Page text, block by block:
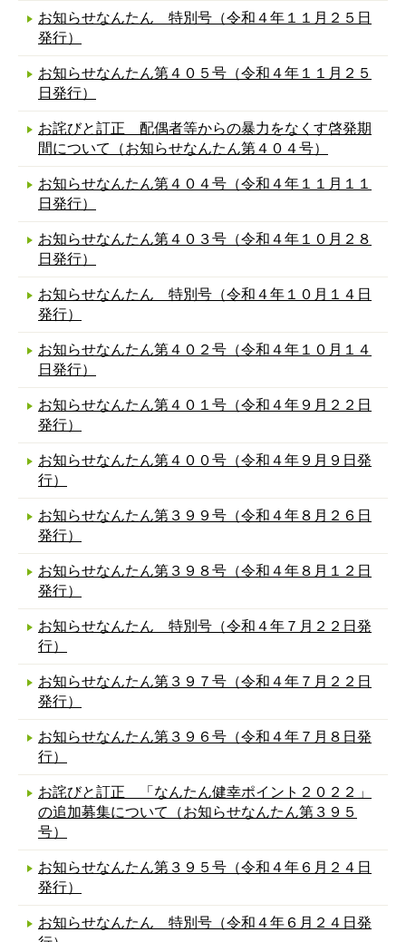
お知らせなんたん 特別号（令和４年１１月２５日
発行）
お知らせなんたん第４０５号（令和４年１１月２５
日発行）
お詫びと訂正 配偶者等からの暴力をなくす啓発期
間について（お知らせなんたん第４０４号）
お知らせなんたん第４０４号（令和４年１１月１１
日発行）
お知らせなんたん第４０３号（令和４年１０月２８
日発行）
お知らせなんたん 特別号（令和４年１０月１４日
発行）
お知らせなんたん第４０２号（令和４年１０月１４
日発行）
お知らせなんたん第４０１号（令和４年９月２２日
発行）
お知らせなんたん第４００号（令和４年９月９日発
行）
お知らせなんたん第３９９号（令和４年８月２６日
発行）
お知らせなんたん第３９８号（令和４年８月１２日
発行）
お知らせなんたん 特別号（令和４年７月２２日発
行）
お知らせなんたん第３９７号（令和４年７月２２日
発行）
お知らせなんたん第３９６号（令和４年７月８日発
行）
お詫びと訂正 「なんたん健幸ポイント２０２２」
の追加募集について（お知らせなんたん第３９５
号）
お知らせなんたん第３９５号（令和４年６月２４日
発行）
お知らせなんたん 特別号（令和４年６月２４日発